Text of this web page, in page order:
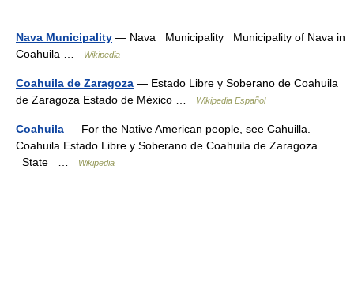
Nava Municipality — Nava Municipality Municipality of Nava in
Coahuila …
Wikipedia
Coahuila de Zaragoza — Estado Libre y Soberano de Coahuila
de Zaragoza Estado de México …
Wikipedia Español
Coahuila — For the Native American people, see Cahuilla.
Coahuila Estado Libre y Soberano de Coahuila de Zaragoza
State …
Wikipedia